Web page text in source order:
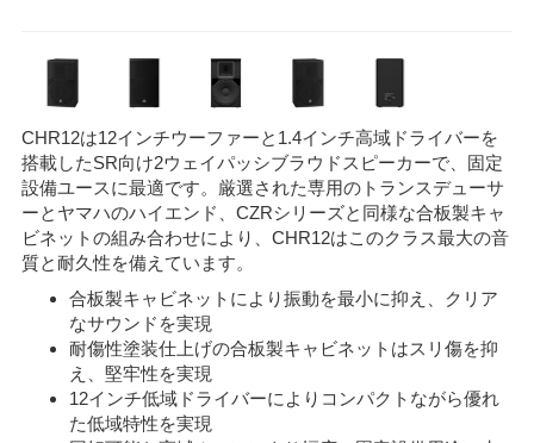
CHR12は12インチウーファーと1.4インチ高域ドライバーを
搭載したSR向け2ウェイパッシブラウドスピーカーで、固定
設備ユースに最適です。厳選された専用のトランスデューサ
ーとヤマハのハイエンド、CZRシリーズと同様な合板製キャ
ビネットの組み合わせにより、CHR12はこのクラス最大の音
質と耐久性を備えています。
合板製キャビネットにより振動を最小に抑え、クリア
なサウンドを実現
耐傷性塗装仕上げの合板製キャビネットはスリ傷を抑
え、堅牢性を実現
12インチ低域ドライバーによりコンパクトながら優れ
た低域特性を実現